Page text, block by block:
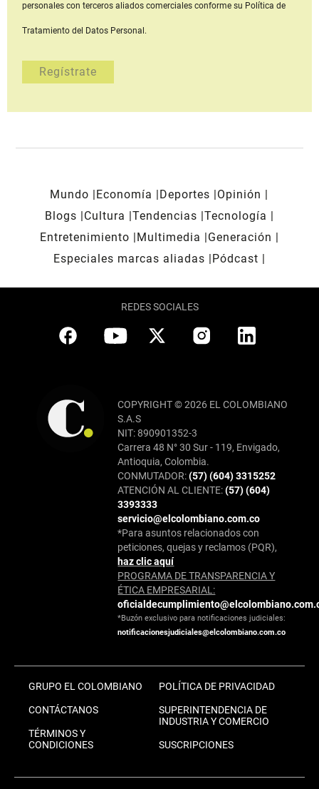
personales con terceros aliados comerciales conforme su Política de
Tratamiento del Datos Personal.
Mundo Economía Deportes
Opinión
Blogs
Cultura Tendencias Tecnología
Entretenimiento
Multimedia
Generación
Especiales marcas aliadas
Pódcast
REDES SOCIALES
COPYRIGHT © 2026 EL COLOMBIANO
S.A.S
NIT: 890901352-3
Carrera 48 N° 30 Sur - 119, Envigado,
Antioquia, Colombia.
CONMUTADOR:(57) (604) 3315252
ATENCIÓN AL CLIENTE:(57) (604)
3393333
servicio@elcolombiano.com.co
*Para asuntos relacionados con
peticiones, quejas y reclamos (PQR),
haz clic aquí
PROGRAMA DE TRANSPARENCIA Y
ÉTICA EMPRESARIAL:
*Buzón exclusivo para notificaciones judiciales:
notificacionesjudiciales@elcolombiano.com.co
GRUPO EL COLOMBIANO
CONTÁCTANOS
TÉRMINOS Y
CONDICIONES
POLÍTICA DE PRIVACIDAD
SUPERINTENDENCIA DE
INDUSTRIA Y COMERCIO
SUSCRIPCIONES